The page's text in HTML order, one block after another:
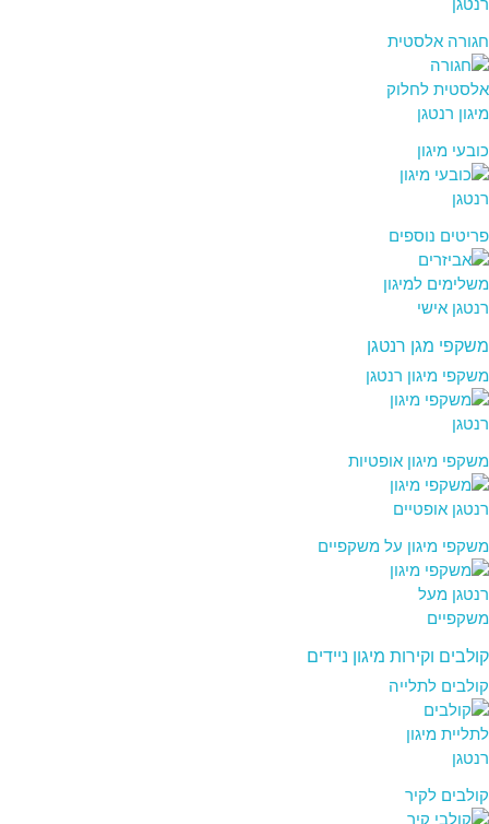
חגורה אלסטית
כובעי מיגון
פריטים נוספים
משקפי מגן רנטגן
משקפי מיגון רנטגן
משקפי מיגון אופטיות
משקפי מיגון על משקפיים
קולבים וקירות מיגון ניידים
קולבים לתלייה
קולבים לקיר